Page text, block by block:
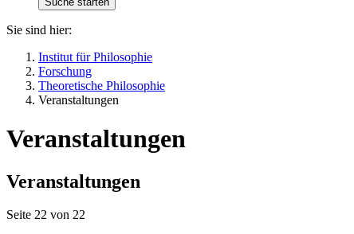
Sie sind hier:
Institut für Philosophie
Forschung
Theoretische Philosophie
Veranstaltungen
Veranstaltungen
Veranstaltungen
Seite 22 von 22